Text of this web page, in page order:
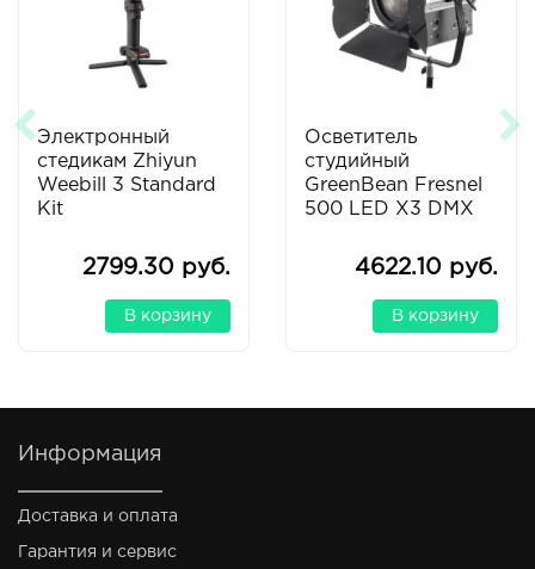
Электронный
стедикам Zhiyun
Weebill 3 Standard
Kit
2799.30 руб.
В корзину
Осветитель
студийный
GreenBean Fresnel
500 LED X3 DMX
4622.10 руб.
В корзину
Информация
Доставка и оплата
Гарантия и сервис